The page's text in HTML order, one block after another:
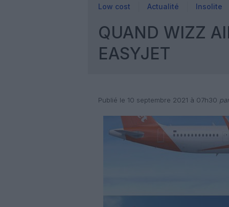
Low cost Actualité Insolite
QUAND WIZZ
EASYJET
Publié le 10 septembre 2021 à 07h30